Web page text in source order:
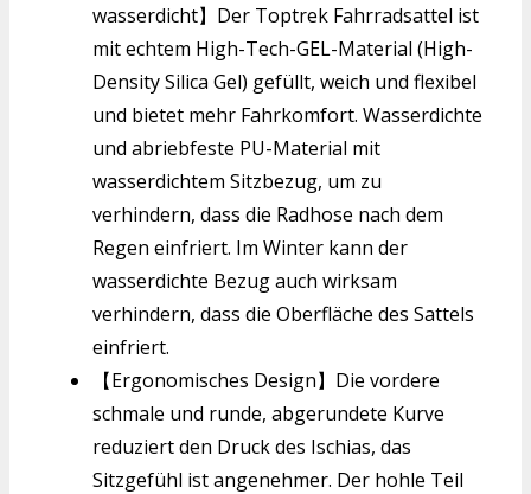
wasserdicht】Der Toptrek Fahrradsattel ist
mit echtem High-Tech-GEL-Material (High-
Density Silica Gel) gefüllt, weich und flexibel
und bietet mehr Fahrkomfort. Wasserdichte
und abriebfeste PU-Material mit
wasserdichtem Sitzbezug, um zu
verhindern, dass die Radhose nach dem
Regen einfriert. Im Winter kann der
wasserdichte Bezug auch wirksam
verhindern, dass die Oberfläche des Sattels
einfriert.
【Ergonomisches Design】Die vordere
schmale und runde, abgerundete Kurve
reduziert den Druck des Ischias, das
Sitzgefühl ist angenehmer. Der hohle Teil